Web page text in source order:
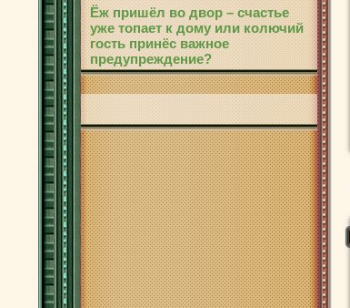
Ёж пришёл во двор – счастье
уже топает к дому или колючий
гость принёс важное
предупреждение?